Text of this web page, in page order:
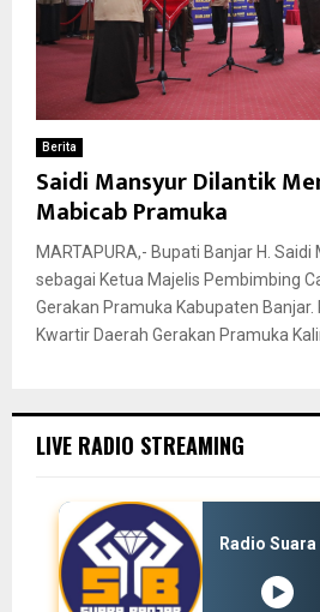
Berita
Saidi Mansyur Dilantik
Mabicab Pramuka
MARTAPURA,- Bupati Banjar H.
sebagai Ketua Majelis Pembimbing
Gerakan Pramuka Kabupaten
Kwartir Daerah Gerakan Pramuka
LIVE RADIO STREAMING
Radio